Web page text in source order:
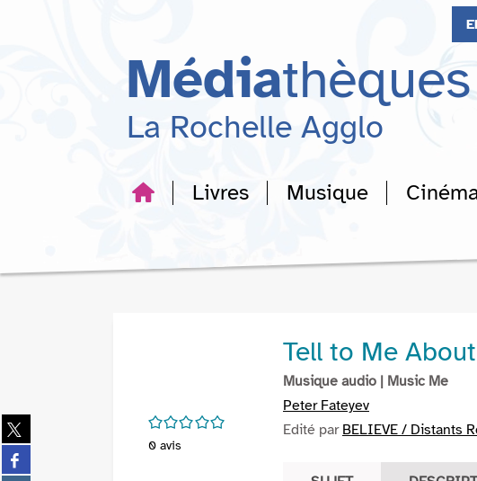
recherche
Médiathèques
La Rochelle Agglo
Livres Musique
Partager
sur
twitter
Partager
sur
/5
0 avis
Tell to Me
Musique audio | Music Me
Peter Fateyev
Edité par BELIEVE / Distants